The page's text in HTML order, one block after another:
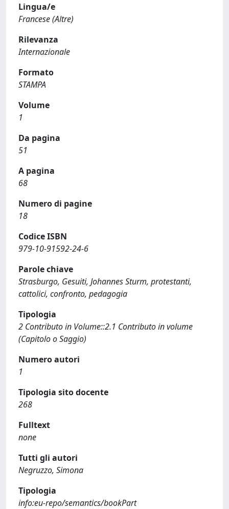
Lingua/e
Francese (Altre)
Rilevanza
Internazionale
Formato
STAMPA
Volume
1
Da pagina
51
A pagina
68
Numero di pagine
18
Codice ISBN
979-10-91592-24-6
Parole chiave
Strasburgo, Gesuiti, Johannes Sturm, protestanti,
cattolici, confronto, pedagogia
Tipologia
2 Contributo in Volume::2.1 Contributo in volume
(Capitolo o Saggio)
Numero autori
1
Tipologia sito docente
268
Fulltext
none
Tutti gli autori
Negruzzo, Simona
Tipologia
info:eu-repo/semantics/bookPart